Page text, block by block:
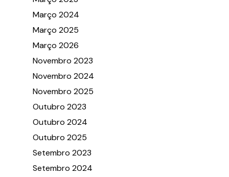
Março 2024
Março 2025
Março 2026
Novembro 2023
Novembro 2024
Novembro 2025
Outubro 2023
Outubro 2024
Outubro 2025
Setembro 2023
Setembro 2024